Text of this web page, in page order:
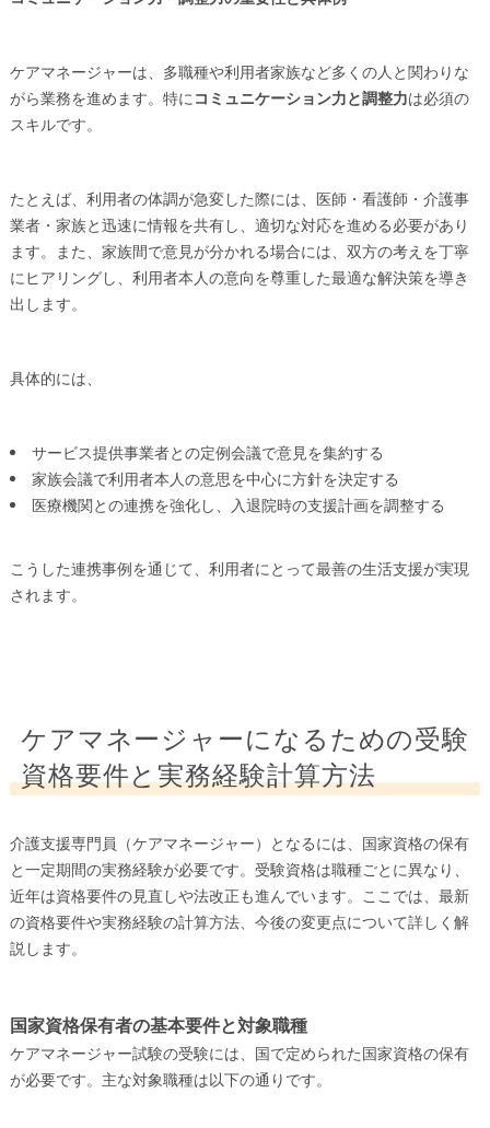
ケアマネージャーは、多職種や利用者家族など多くの人と関わりな
がら業務を進めます。特にコミュニケーション力と調整力は必須の
スキルです。
たとえば、利用者の体調が急変した際には、医師・看護師・介護事
業者・家族と迅速に情報を共有し、適切な対応を進める必要があり
ます。また、家族間で意見が分かれる場合には、双方の考えを丁寧
にヒアリングし、利用者本人の意向を尊重した最適な解決策を導き
出します。
具体的には、
サービス提供事業者との定例会議で意見を集約する
家族会議で利用者本人の意思を中心に方針を決定する
医療機関との連携を強化し、入退院時の支援計画を調整する
こうした連携事例を通じて、利用者にとって最善の生活支援が実現
されます。
ケアマネージャーになるための受験
資格要件と実務経験計算方法
介護支援専門員（ケアマネージャー）となるには、国家資格の保有
と一定期間の実務経験が必要です。受験資格は職種ごとに異なり、
近年は資格要件の見直しや法改正も進んでいます。ここでは、最新
の資格要件や実務経験の計算方法、今後の変更点について詳しく解
説します。
国家資格保有者の基本要件と対象職種
ケアマネージャー試験の受験には、国で定められた国家資格の保有
が必要です。主な対象職種は以下の通りです。